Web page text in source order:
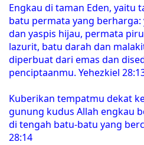
Engkau di taman Eden, yaitu
batu permata yang
dan yaspis hijau, permata
lazurit, batu darah dan
diperbuat dari emas dan
penciptaanmu. Yehezkiel
Kuberikan tempatmu dekat
gunung kudus Allah engkau
di tengah batu-batu yang
28:14